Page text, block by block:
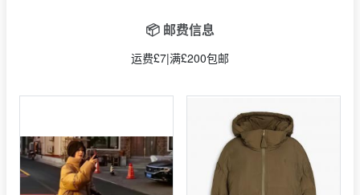
📦 邮费信息
运费£7|满£200包邮